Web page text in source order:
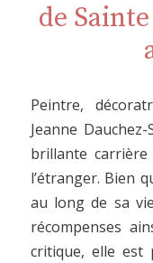
de
Peintre,
Jeanne
brillante
l’étranger. Bien
au long de sa
récompenses
critique, elle est